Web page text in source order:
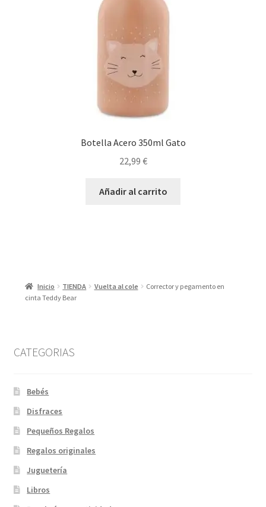
Botella Acero 350ml Gato
22,99 €
Añadir al carrito
Inicio TIENDA Vuelta al cole
Corrector y pegamento en
cinta Teddy Bear
CATEGORIAS
Bebés
Disfraces
Pequeños Regalos
Regalos originales
Juguetería
Libros